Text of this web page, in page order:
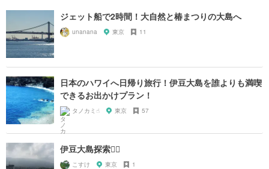
ジェット船で2時間！大自然と椿まつりの大島へ
unanana 東京 11
日本のハワイへ日帰り旅行！伊豆大島を誰よりも満喫
できるお出かけプラン！
タノカミ☝︎ 東京 57
伊豆大島探索🚶‍♂️
こすけ 東京 1